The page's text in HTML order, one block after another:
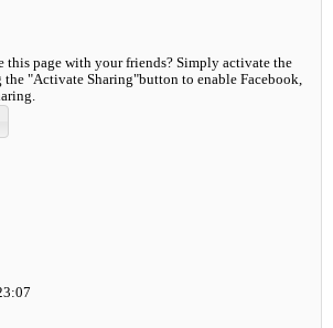
this page with your friends? Simply activate the
"Activate Sharing"button to enable Facebook,